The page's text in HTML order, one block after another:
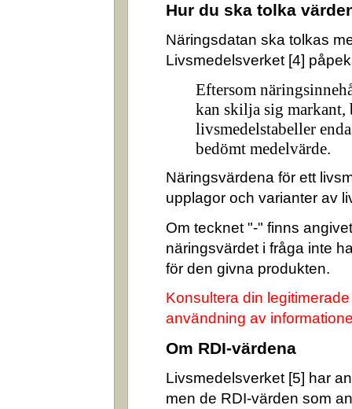
Hur du ska tolka
Näringsdatan ska tolkas
Livsmedelsverket [4]
Eftersom
kan skilja sig markant,
livsmedelstabeller
bedömt medelvärde.
Näringsvärdena för ett
upplagor och varianter av
Om tecknet "-" finns
näringsvärdet i fråga inte
för den givna produkten.
Konsultera din
användning av
Om RDI-värdena
Livsmedelsverket [5] har
men de RDI-värden som